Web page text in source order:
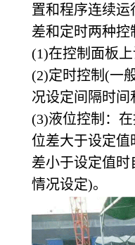
置和程序连续
差和定时两种控
(1)在控制面板上
(2)定时控制(一
况设定间隔时间
(3)液位控制：
位差大于设定
差小于设定值
情况设定)。